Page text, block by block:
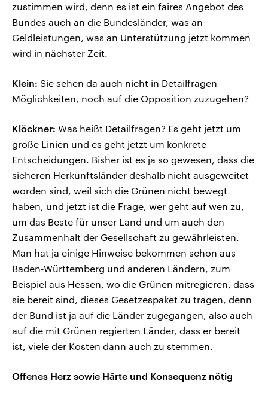
zustimmen wird, denn es ist ein faires Angebot des
Bundes auch an die Bundesländer, was an
Geldleistungen, was an Unterstützung jetzt kommen
wird in nächster Zeit.
Klein: Sie sehen da auch nicht in Detailfragen
Möglichkeiten, noch auf die Opposition zuzugehen?
Klöckner: Was heißt Detailfragen? Es geht jetzt um
große Linien und es geht jetzt um konkrete
Entscheidungen. Bisher ist es ja so gewesen, dass die
sicheren Herkunftsländer deshalb nicht ausgeweitet
worden sind, weil sich die Grünen nicht bewegt
haben, und jetzt ist die Frage, wer geht auf wen zu,
um das Beste für unser Land und um auch den
Zusammenhalt der Gesellschaft zu gewährleisten.
Man hat ja einige Hinweise bekommen schon aus
Baden-Württemberg und anderen Ländern, zum
Beispiel aus Hessen, wo die Grünen mitregieren, dass
sie bereit sind, dieses Gesetzespaket zu tragen, denn
der Bund ist ja auf die Länder zugegangen, also auch
auf die mit Grünen regierten Länder, dass er bereit
ist, viele der Kosten dann auch zu stemmen.
Offenes Herz sowie Härte und Konsequenz nötig